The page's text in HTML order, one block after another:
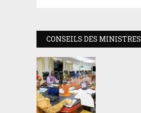
CONSEILS DES MINISTRES